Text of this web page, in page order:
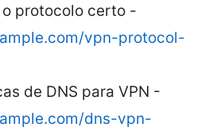
protocolo certo -
vpn-protocol-
de DNS para VPN -
dns-vpn-